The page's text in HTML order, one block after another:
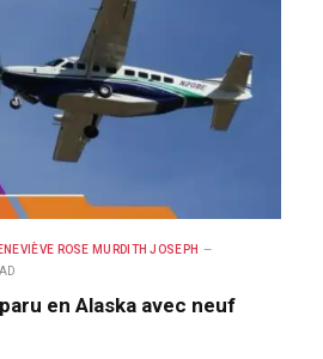
ROSE MURDITH JOSEPH
en Alaska avec neuf